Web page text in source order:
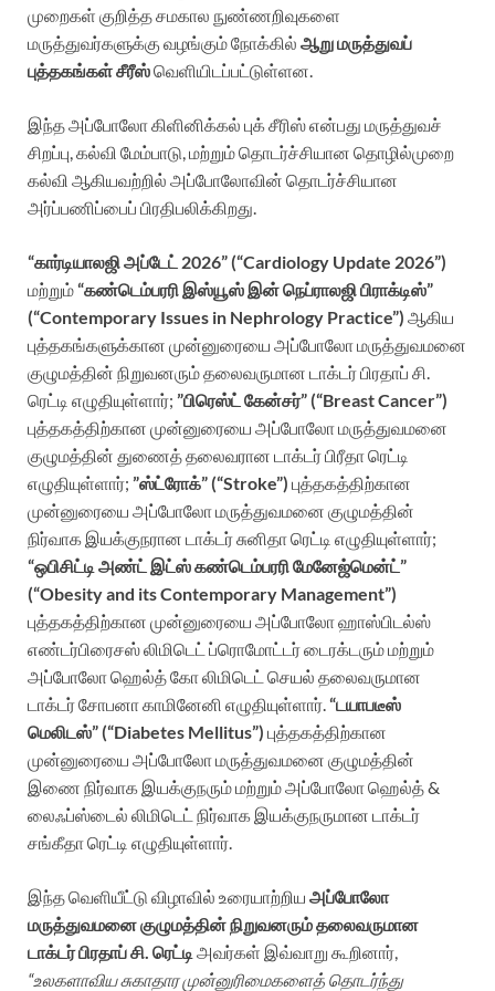
முறைகள் குறித்த சமகால நுண்ணறிவுகளை
மருத்துவர்களுக்கு வழங்கும் நோக்கில் ஆறு மருத்துவப்
புத்தகங்கள்சீரீஸ்வெளியிடப்பட்டுள்ளன.
இந்த அப்போலோ கிளினிக்கல் புக் சீரிஸ் என்பது மருத்துவச்
சிறப்பு, கல்வி மேம்பாடு, மற்றும் தொடர்ச்சியான தொழில்முறை
கல்வி ஆகியவற்றில் அப்போலோவின் தொடர்ச்சியான
அர்ப்பணிப்பைப் பிரதிபலிக்கிறது.
“கார்டியாலஜி அப்டேட் 2026” (“Cardiology Update 2026”)
மற்றும்“கண்டெம்பரரி இஸ்யூஸ் இன் நெப்ராலஜி பிராக்டிஸ்”
(“Contemporary Issues in Nephrology Practice”) ஆகிய
புத்தகங்களுக்கான முன்னுரையை அப்போலோ மருத்துவமனை
குழுமத்தின் நிறுவனரும் தலைவருமான டாக்டர் பிரதாப் சி.
ரெட்டி எழுதியுள்ளார்; ”பிரெஸ்ட் கேன்சர்” (“Breast Cancer”)
புத்தகத்திற்கான முன்னுரையை அப்போலோ மருத்துவமனை
குழுமத்தின் துணைத் தலைவரான டாக்டர் பிரீதா ரெட்டி
எழுதியுள்ளார்; ”ஸ்ட்ரோக்” (“Stroke”) புத்தகத்திற்கான
முன்னுரையை அப்போலோ மருத்துவமனை குழுமத்தின்
நிர்வாக இயக்குநரான டாக்டர் சுனிதா ரெட்டி எழுதியுள்ளார்;
“ஒபிசிட்டி அண்ட் இட்ஸ் கண்டெம்பரரி மேனேஜ்மென்ட்”
(“Obesity and its Contemporary Management”)
புத்தகத்திற்கான முன்னுரையை அப்போலோ ஹாஸ்பிடல்ஸ்
எண்டர்பிரைசஸ் லிமிடெட் ப்ரொமோட்டர் டைரக்டரும் மற்றும்
அப்போலோ ஹெல்த் கோ லிமிடெட் செயல் தலைவருமான
டாக்டர் சோபனா காமினேனி எழுதியுள்ளார்.“டயாபடீஸ்
மெலிடஸ்” (“Diabetes Mellitus”) புத்தகத்திற்கான
முன்னுரையை அப்போலோ மருத்துவமனை குழுமத்தின்
இணை நிர்வாக இயக்குநரும் மற்றும் அப்போலோ ஹெல்த் &
லைஃப்ஸ்டைல் லிமிடெட் நிர்வாக இயக்குநருமான டாக்டர்
சங்கீதா ரெட்டி எழுதியுள்ளார்.
இந்த வெளியீட்டு விழாவில் உரையாற்றிய அப்போலோ
மருத்துவமனை குழுமத்தின் நிறுவனரும் தலைவருமான
டாக்டர் பிரதாப் சி. ரெட்டி அவர்கள் இவ்வாறு கூறினார்,
“உலகளாவிய சுகாதார முன்னுரிமைகளைத் தொடர்ந்து